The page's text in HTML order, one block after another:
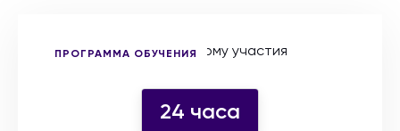
ПРОГРАММА ОБУЧЕНИЯ
Выберите форму участия
24 часа